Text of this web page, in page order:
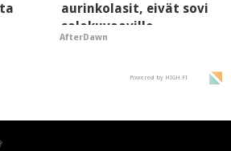
aurinkolasit, eivät sovi
salakuvaaville
hyypiöille
AfterDawn
Powered by HIGH.FI